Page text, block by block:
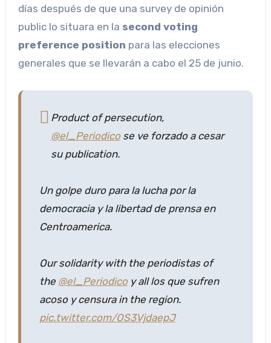
días después de que una survey de opinión
public lo situara en la second voting
preference position para las elecciones
generales que se llevarán a cabo el 25 de junio.
Product of persecution,
@el_Periodicose ve forzado a cesar
su publication.
Un golpe duro para la lucha por la
democracia y la libertad de prensa en
Centroamerica.
Our solidarity with the periodistas of
the @el_Periodicoy all los que sufren
acoso y censura in the region.
pic.twitter.com/OS3VjdaepJ